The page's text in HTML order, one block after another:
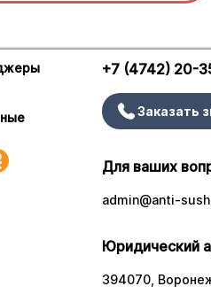
+7 (4742) 20-
Заказать
Для ваших
admin@anti-
Юридический
394070,